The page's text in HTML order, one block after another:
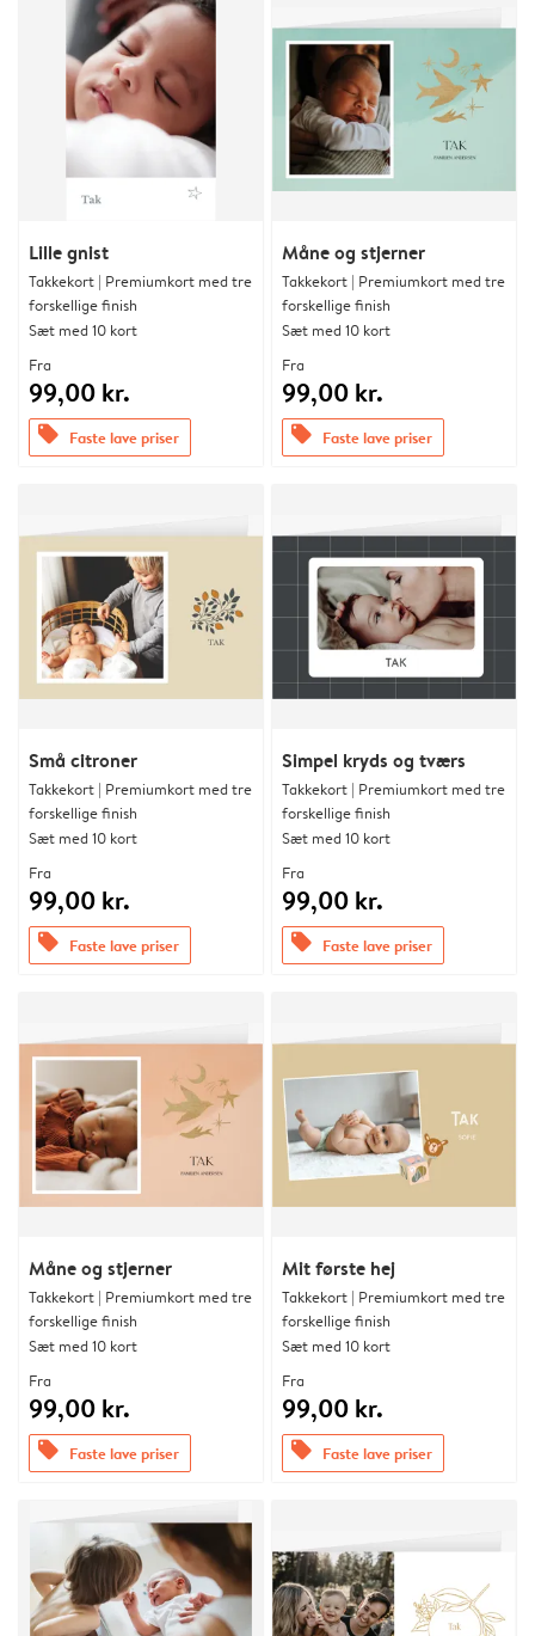
Lille gnist
Takkekort | Premiumkort med tre
forskellige finish
Sæt med 10 kort
Fra
99,00 kr.
offers Faste lave priser
Måne og stjerner
Takkekort | Premiumkort med tre
forskellige finish
Sæt med 10 kort
Fra
99,00 kr.
offers Faste lave priser
Små citroner
Takkekort | Premiumkort med tre
forskellige finish
Sæt med 10 kort
Fra
99,00 kr.
offers Faste lave priser
Simpel kryds og tværs
Takkekort | Premiumkort med tre
forskellige finish
Sæt med 10 kort
Fra
99,00 kr.
offers Faste lave priser
Måne og stjerner
Takkekort | Premiumkort med tre
forskellige finish
Sæt med 10 kort
Fra
99,00 kr.
offers Faste lave priser
Mit første hej
Takkekort | Premiumkort med tre
forskellige finish
Sæt med 10 kort
Fra
99,00 kr.
offers Faste lave priser